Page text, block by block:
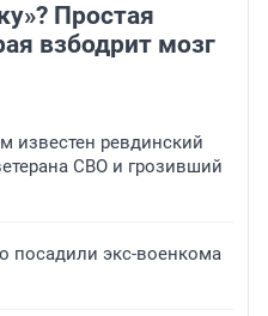
Простая
взбодрит мозг
известен ревдинский
СВО и грозивший
посадили экс-военкома